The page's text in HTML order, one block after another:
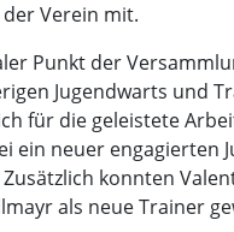
Verein mit.
Punkt der
Jugendwarts und
für die geleistete
ein neuer engagierten
konnten
als neue Trainer